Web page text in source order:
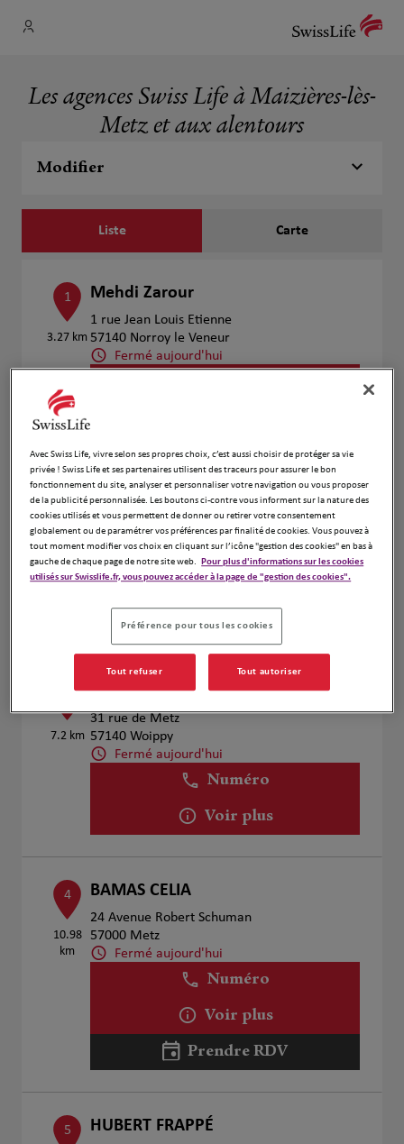
Les agences Swiss Life à Maizières-lès-
Metz et aux alentours
Modifier
Liste Carte
1
3.27 km
Mehdi Zarour
1 rue Jean Louis Etienne
57140 Norroy le Veneur
Fermé aujourd'hui
2
4.57 km
CARON Médine
73 Rue de metz
57300 Hagondange
Fermé aujourd'hui
Numéro
7.2 km
Carole Becker
31 rue de Metz
57140 Woippy
Fermé aujourd'hui
Numéro
Voir plus
4
10.98
km
BAMAS CELIA
24 Avenue Robert Schuman
57000 Metz
Fermé aujourd'hui
Numéro
Voir plus
Prendre RDV
5 HUBERT FRAPPÉ
Avec Swiss Life, vivre selon ses propres choix, c’est aussi choisir de protéger sa vie
privée ! Swiss Life et ses partenaires utilisent des traceurs pour assurer le bon
fonctionnement du site, analyser et personnaliser votre navigation ou vous proposer
de la publicité personnalisée. Les boutons ci-contre vous informent sur la nature des
cookies utilisés et vous permettent de donner ou retirer votre consentement
globalement ou de paramétrer vos préférences par finalité de cookies. Vous pouvez à
tout moment modifier vos choix en cliquant sur l’icône "gestion des cookies" en bas à
gauche de chaque page de notre site web. Pour plus d'informations sur les cookies
utilisés sur Swisslife.fr, vous pouvez accéder à la page de "gestion des cookies".
Préférence pour tous les cookies
Tout refuser Tout autoriser